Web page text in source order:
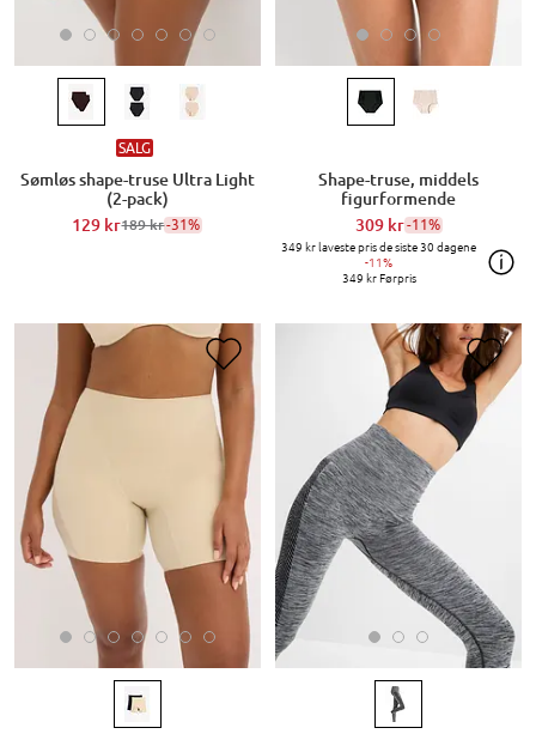
SALG
Sømløs shape-truse Ultra Light
(2-pack)
129 kr189 kr-31%
Shape-truse, middels
figurformende
309 kr-11%
349 krlaveste pris de siste 30 dagene
-11%
349 krFørpris